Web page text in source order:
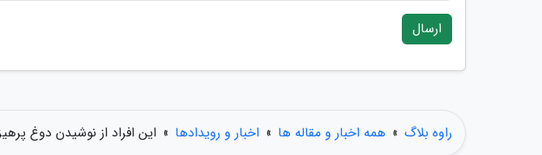
ارسال
راوه بلاگ » همه اخبار و مقاله ها » اخبار و رویدادها » این افراد از نوشیدن دوغ